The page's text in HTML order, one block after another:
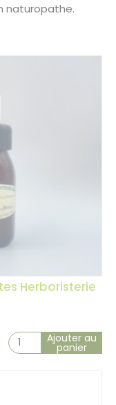
naturopathe.
Herboristerie
Ajouter au
panier